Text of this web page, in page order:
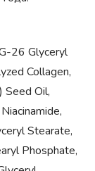
26 Glyceryl
Collagen,
Seed Oil,
Stearate,
Phosphate,